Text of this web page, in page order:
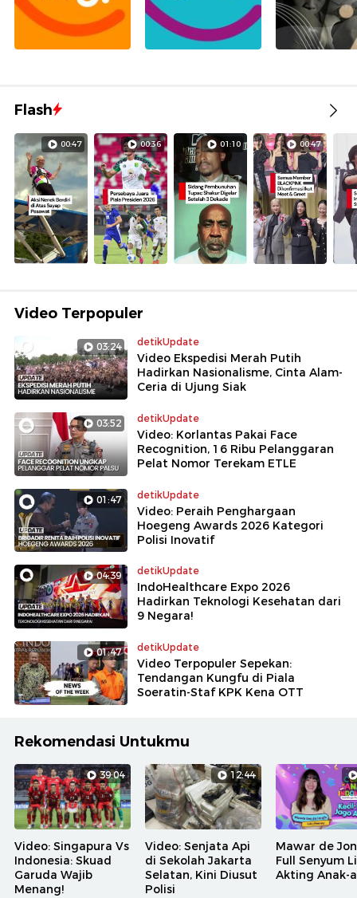
Flash
00:47 00:36 01:10 00:47
Video Terpopuler
03:24 detikUpdate
Video Ekspedisi Merah Putih
Hadirkan Nasionalisme, Cinta Alam-
Ceria di Ujung Siak
03:52 detikUpdate
Video: Korlantas Pakai Face
Recognition, 16 Ribu Pelanggaran
Pelat Nomor Terekam ETLE
01:47 detikUpdate
Video: Peraih Penghargaan
Hoegeng Awards 2026 Kategori
Polisi Inovatif
04:39 detikUpdate
IndoHealthcare Expo 2026
Hadirkan Teknologi Kesehatan dari
9 Negara!
01:47 detikUpdate
Video Terpopuler Sepekan:
Tendangan Kungfu di Piala
Soeratin-Staf KPK Kena OTT
Rekomendasi Untukmu
39:04
Video: Singapura Vs
Indonesia: Skuad
Garuda Wajib
Menang!
12:44
Video: Senjata Api
di Sekolah Jakarta
Selatan, Kini Diusut
Polisi
Mawar de
Full Senyum
Akting Anak-